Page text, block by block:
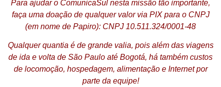
Para ajudar o ComunicaSul nesta missão tão importante,
faça uma doação de qualquer valor via PIX para o CNPJ
(em nome de Papiro): CNPJ 10.511.324/0001-48
Qualquer quantia é de grande valia, pois além das viagens
de ida e volta de São Paulo até Bogotá, há também custos
de locomoção, hospedagem, alimentação e Internet por
parte da equipe!